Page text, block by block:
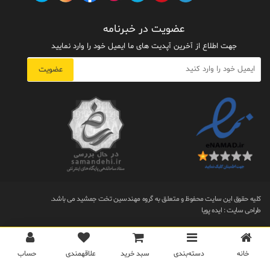
خانه دسته‌بندی‌ سبد خرید علاقهمندی حساب
عضویت در خبرنامه
جهت اطلاع از آخرین آپدیت های ما ایمیل خود را وارد نمایید
عضویت
کلیه حقوق این سایت محفوظ و متعلق به گروه مهندسین تخت جمشید می باشد.
طراحی سایت: ایده پویا